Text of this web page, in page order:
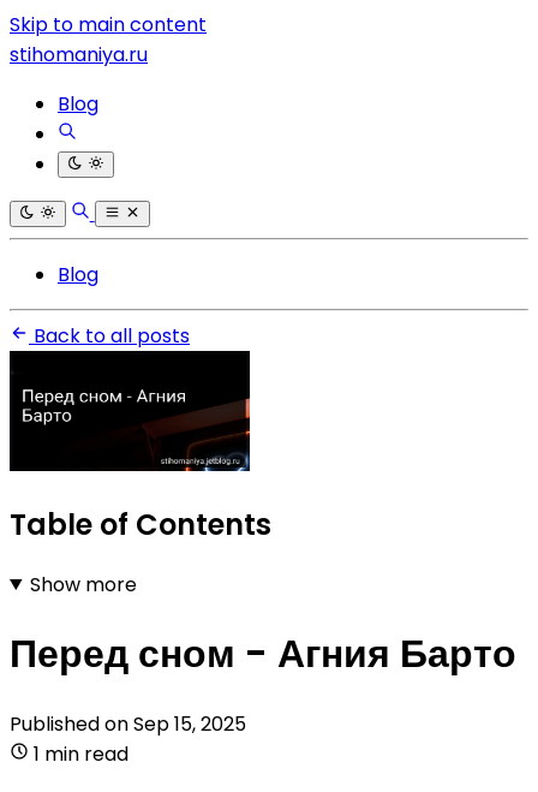
Skip to main content
stihomaniya.ru
Blog
Blog
Back to all posts
Table of Contents
Show more
Перед сном - Агния Барто
Published onSep 15, 2025
1 min read